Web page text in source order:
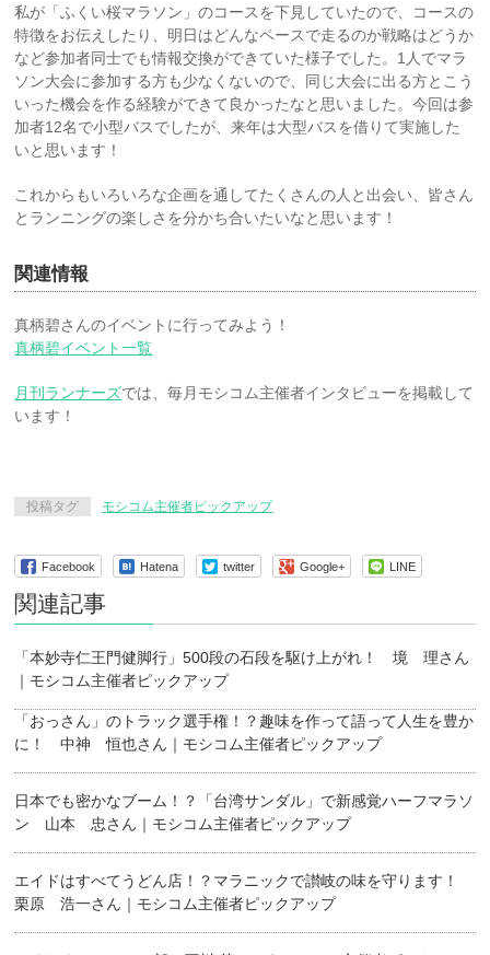
私が「ふくい桜マラソン」のコースを下見していたので、コースの
特徴をお伝えしたり、明日はどんなペースで走るのか戦略はどうか
など参加者同士でも情報交換ができていた様子でした。1人でマラ
ソン大会に参加する方も少なくないので、同じ大会に出る方とこう
いった機会を作る経験ができて良かったなと思いました。今回は参
加者12名で小型バスでしたが、来年は大型バスを借りて実施した
いと思います！
これからもいろいろな企画を通してたくさんの人と出会い、皆さん
とランニングの楽しさを分かち合いたいなと思います！
関連情報
真柄碧さんのイベントに行ってみよう！
真柄碧イベント一覧
月刊ランナーズでは、毎月モシコム主催者インタビューを掲載して
います！
投稿タグ モシコム主催者ピックアップ
Facebook Hatena twitter Google+ LINE
関連記事
「本妙寺仁王門健脚行」500段の石段を駆け上がれ！ 境 理さん
｜モシコム主催者ピックアップ
「おっさん」のトラック選手権！？趣味を作って語って人生を豊か
に！ 中神 恒也さん｜モシコム主催者ピックアップ
日本でも密かなブーム！？「台湾サンダル」で新感覚ハーフマラソ
ン 山本 忠さん｜モシコム主催者ピックアップ
エイドはすべてうどん店！？マラニックで讃岐の味を守ります！
栗原 浩一さん｜モシコム主催者ピックアップ